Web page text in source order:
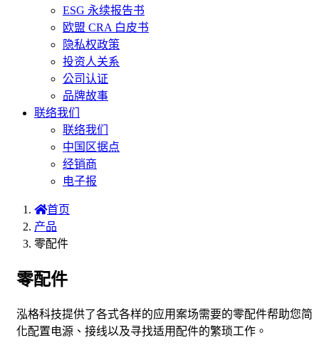
ESG 永续报告书
欧盟 CRA 白皮书
隐私权政策
投资人关系
公司认证
品牌故事
联络我们
联络我们
中国区据点
经销商
电子报
首页
产品
零配件
零配件
泓格科技提供了各式各样的应用案场需要的零配件帮助您简
化配置电源、接线以及寻找适用配件的繁琐工作。